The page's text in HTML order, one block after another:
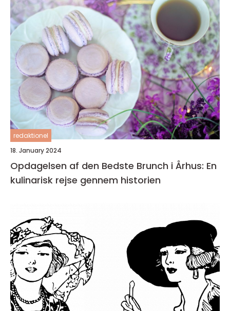
redaktionel
18. January 2024
Opdagelsen af den Bedste Brunch i Århus: En
kulinarisk rejse gennem historien